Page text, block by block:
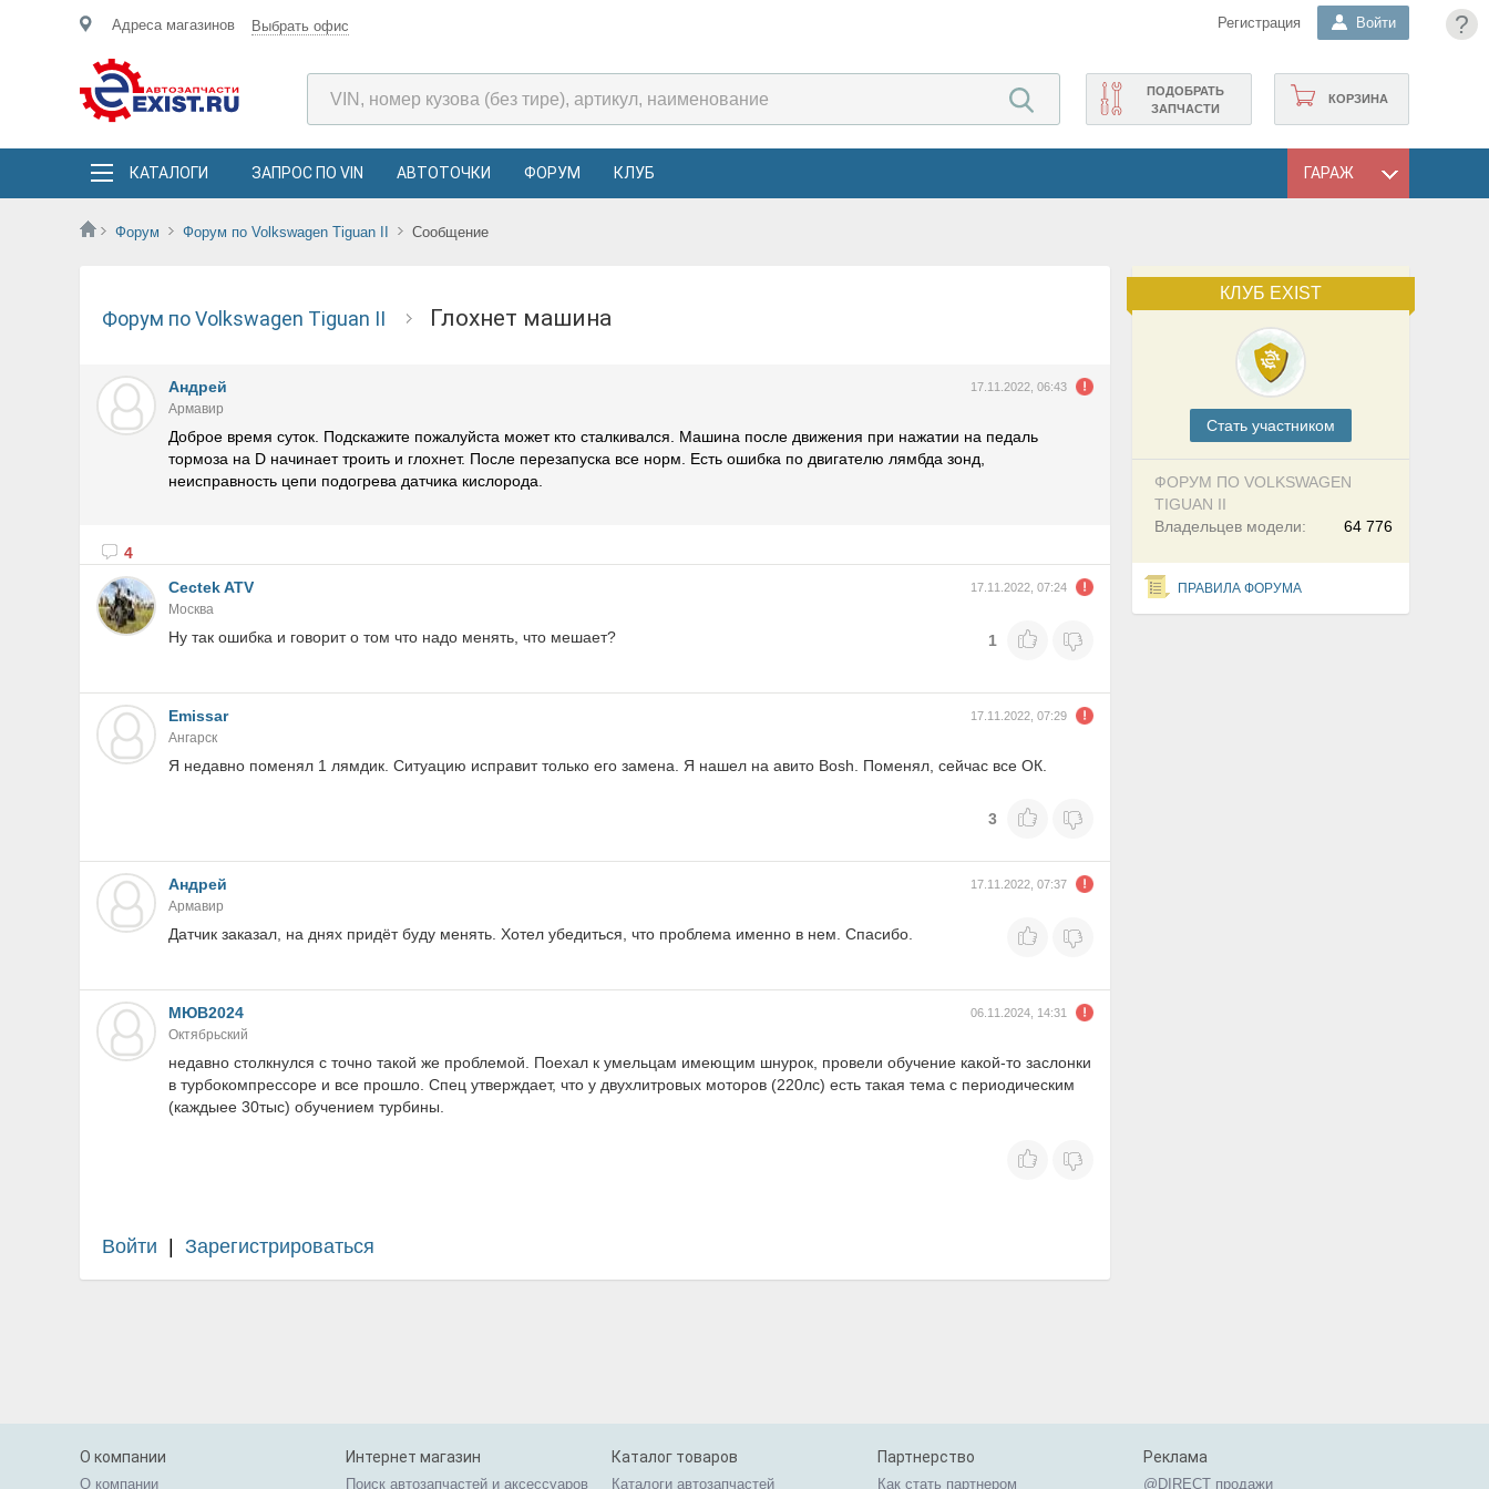
?
Адреса магазинов Выбрать офис Регистрация Войти
КОРЗИНА
ПОДОБРАТЬ
ЗАПЧАСТИ
КАТАЛОГИ ЗАПРОС ПО VIN АВТОТОЧКИ ФОРУМ КЛУБ ГАРАЖ
Форум Форум по Volkswagen Tiguan II Сообщение
КЛУБ EXIST
Cтать участником
ФОРУМ ПО VOLKSWAGEN
TIGUAN II
64 776
Владельцев модели:
ПРАВИЛА ФОРУМА
Форум по Volkswagen Tiguan II Глохнет машина
Андрей 17.11.2022, 06:43
Армавир
Доброе время суток. Подскажите пожалуйста может кто сталкивался. Машина после движения при нажатии на педаль
тормоза на D начинает троить и глохнет. После перезапуска все норм. Есть ошибка по двигателю лямбда зонд,
неисправность цепи подогрева датчика кислорода.
4
Cectek ATV
17.11.2022, 07:24
Москва
Ну так ошибка и говорит о том что надо менять, что мешает? 1
Emissar 17.11.2022, 07:29
Ангарск
Я недавно поменял 1 лямдик. Ситуацию исправит только его замена. Я нашел на авито Bosh. Поменял, сейчас все ОК.
3
Андрей 17.11.2022, 07:37
Армавир
Датчик заказал, на днях придёт буду менять. Хотел убедиться, что проблема именно в нем. Спасибо.
МЮВ2024 06.11.2024, 14:31
Октябрьский
недавно столкнулся с точно такой же проблемой. Поехал к умельцам имеющим шнурок, провели обучение какой-то заслонки
в турбокомпрессоре и все прошло. Спец утверждает, что у двухлитровых моторов (220лс) есть такая тема с периодическим
(каждыее 30тыс) обучением турбины.
Войти Зарегистрироваться
О компании
О компании
Интернет магазин
Поиск автозапчастей и аксессуаров
Каталог товаров
Каталоги автозапчастей
Партнерство
Как стать партнером
Реклама
@DIRECT продажи